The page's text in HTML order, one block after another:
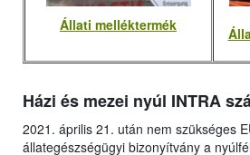
Állati melléktermék
Házi és mezei nyúl INTRA
2021. április 21. után nem szükséges
állategészségügyi bizonyítvány a